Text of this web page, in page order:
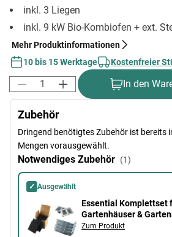
inkl. 3 Liegen
inkl. 9 kW Bio-Kombiofen + ext.
Mehr Produktinformationen
10 bis 15 Werktage
Kostenfreier
In den
Zubehör
Dringend benötigtes Zubehör ist bereits
Mengen vorausgewählt.
Notwendiges Zubehör (1)
✓ Ausgewählt
Essential Komplettset für Karibu
Essential Komplettset
Gartenhäuser &
Zum Produkt